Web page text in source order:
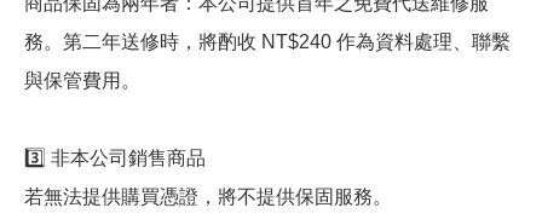
務。第二年送修時，將酌收 NT$240 作為資料處理、聯繫
與保管費用。
3️⃣ 非本公司銷售商品
若無法提供購買憑證，將不提供保固服務。